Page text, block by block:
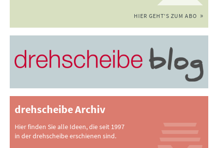
HIER GEHT'S ZUM ABO
drehscheibe Archiv
Hier finden Sie alle Ideen, die seit 1997
in der drehscheibe erschienen sind.